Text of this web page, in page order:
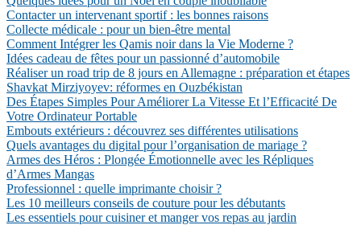
Contacter un intervenant sportif : les bonnes raisons
Collecte médicale : pour un bien-être mental
Comment Intégrer les Qamis noir dans la Vie Moderne ?
Idées cadeau de fêtes pour un passionné d’automobile
Réaliser un road trip de 8 jours en Allemagne : préparation et étapes
Shavkat Mirziyoyev: réformes en Ouzbékistan
Des Étapes Simples Pour Améliorer La Vitesse Et l’Efficacité De
Votre Ordinateur Portable
Embouts extérieurs : découvrez ses différentes utilisations
Quels avantages du digital pour l’organisation de mariage ?
Armes des Héros : Plongée Émotionnelle avec les Répliques
d’Armes Mangas
Professionnel : quelle imprimante choisir ?
Les 10 meilleurs conseils de couture pour les débutants
Les essentiels pour cuisiner et manger vos repas au jardin